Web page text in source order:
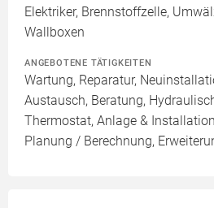
Elektriker, Brennstoffzelle,
Wallboxen
ANGEBOTENE TÄTIGKEITEN
Wartung, Reparatur,
Austausch, Beratung,
Thermostat, Anlage &
Planung / Berechnung,